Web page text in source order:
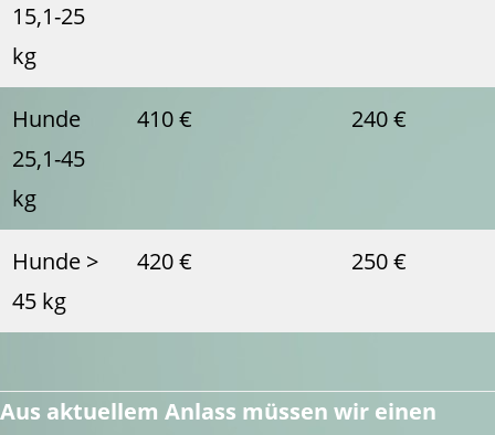
15,1-25
kg
Hunde
25,1-45
kg
410 € 240 €
Hunde >
45 kg
420 € 250 €
Aus aktuellem Anlass müssen wir einen